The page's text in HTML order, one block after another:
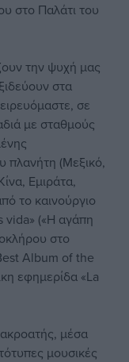
στο Παλάτι του
την ψυχή μας
στα
σε
με σταθμούς
πλανήτη (Μεξικό,
Εμιράτα,
το καινούργιο
vida» («Η αγάπη
στο
Album of the
εφημερίδα «La
μέσα
μουσικές